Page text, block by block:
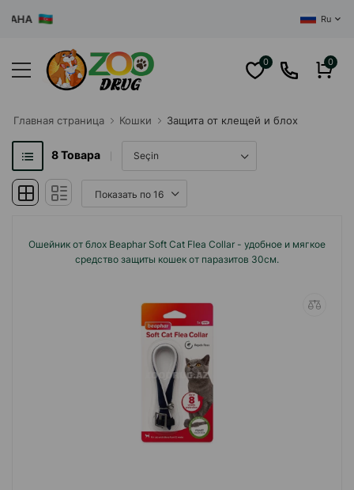
Ru
0 0
Главная cтраница Кошки Защита от клещей и блох
8Товара
Ошейник от блох Beaphar Soft Cat Flea Collar - удобное и мягкое
средство защиты кошек от паразитов 30см.